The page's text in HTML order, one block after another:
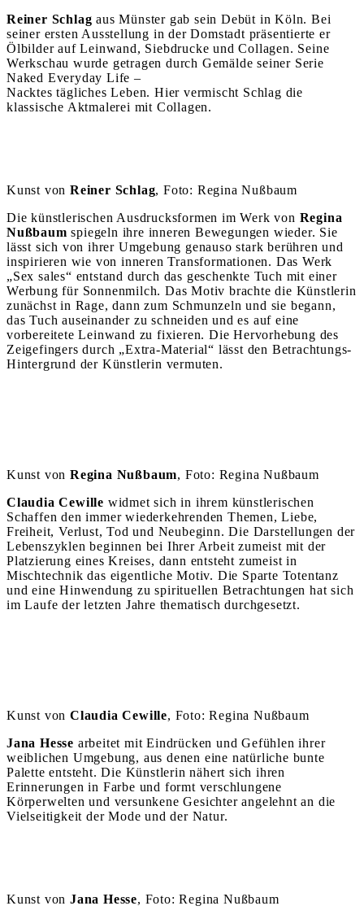
Reiner Schlag aus Münster gab sein Debüt in Köln. Bei
seiner ersten Ausstellung in der Domstadt präsentierte er
Ölbilder auf Leinwand, Siebdrucke und Collagen. Seine
Werkschau wurde getragen durch Gemälde seiner Serie
Naked Everyday Life –
Nacktes tägliches Leben. Hier vermischt Schlag die
klassische Aktmalerei mit Collagen.
Kunst von Reiner Schlag, Foto: Regina Nußbaum
Die künstlerischen Ausdrucksformen im Werk von Regina
Nußbaum spiegeln ihre inneren Bewegungen wieder. Sie
lässt sich von ihrer Umgebung genauso stark berühren und
inspirieren wie von inneren Transformationen. Das Werk
„Sex sales“ entstand durch das geschenkte Tuch mit einer
Werbung für Sonnenmilch. Das Motiv brachte die Künstlerin
zunächst in Rage, dann zum Schmunzeln und sie begann,
das Tuch auseinander zu schneiden und es auf eine
vorbereitete Leinwand zu fixieren. Die Hervorhebung des
Zeigefingers durch „Extra-Material“ lässt den Betrachtungs-
Hintergrund der Künstlerin vermuten.
Kunst von Regina Nußbaum, Foto: Regina Nußbaum
Claudia Cewille widmet sich in ihrem künstlerischen
Schaffen den immer wiederkehrenden Themen, Liebe,
Freiheit, Verlust, Tod und Neubeginn. Die Darstellungen der
Lebenszyklen beginnen bei Ihrer Arbeit zumeist mit der
Platzierung eines Kreises, dann entsteht zumeist in
Mischtechnik das eigentliche Motiv. Die Sparte Totentanz
und eine Hinwendung zu spirituellen Betrachtungen hat sich
im Laufe der letzten Jahre thematisch durchgesetzt.
Kunst von Claudia Cewille, Foto: Regina Nußbaum
Jana Hesse arbeitet mit Eindrücken und Gefühlen ihrer
weiblichen Umgebung, aus denen eine natürliche bunte
Palette entsteht. Die Künstlerin nähert sich ihren
Erinnerungen in Farbe und formt verschlungene
Körperwelten und versunkene Gesichter angelehnt an die
Vielseitigkeit der Mode und der Natur.
Kunst von Jana Hesse, Foto: Regina Nußbaum